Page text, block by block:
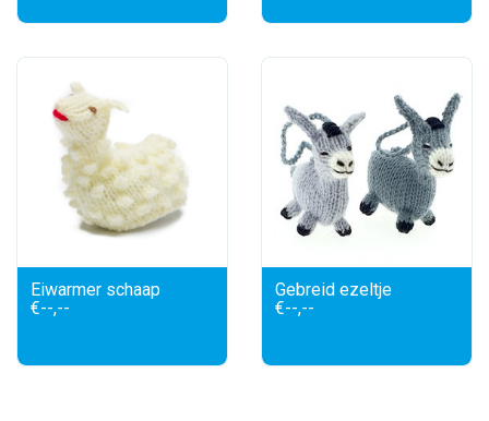
Eiwarmer schaap
€--,--
Gebreid ezeltje
€--,--